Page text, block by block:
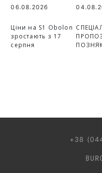
06.08.2026
Ціни на S1 Obolon
зростають з 17
серпня
+38